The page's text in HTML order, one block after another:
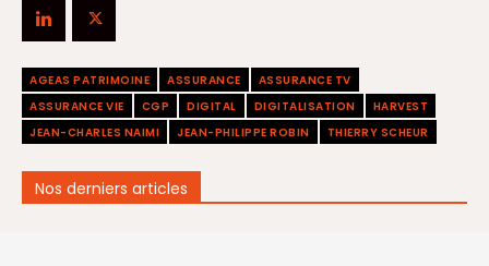
AGEAS PATRIMOINE ASSURANCE
ASSURANCE TV
ASSURANCE VIE
CGP DIGITAL DIGITALISATION
HARVEST
JEAN-CHARLES NAIMI
JEAN-PHILIPPE ROBIN THIERRY SCHEUR
Nos derniers articles